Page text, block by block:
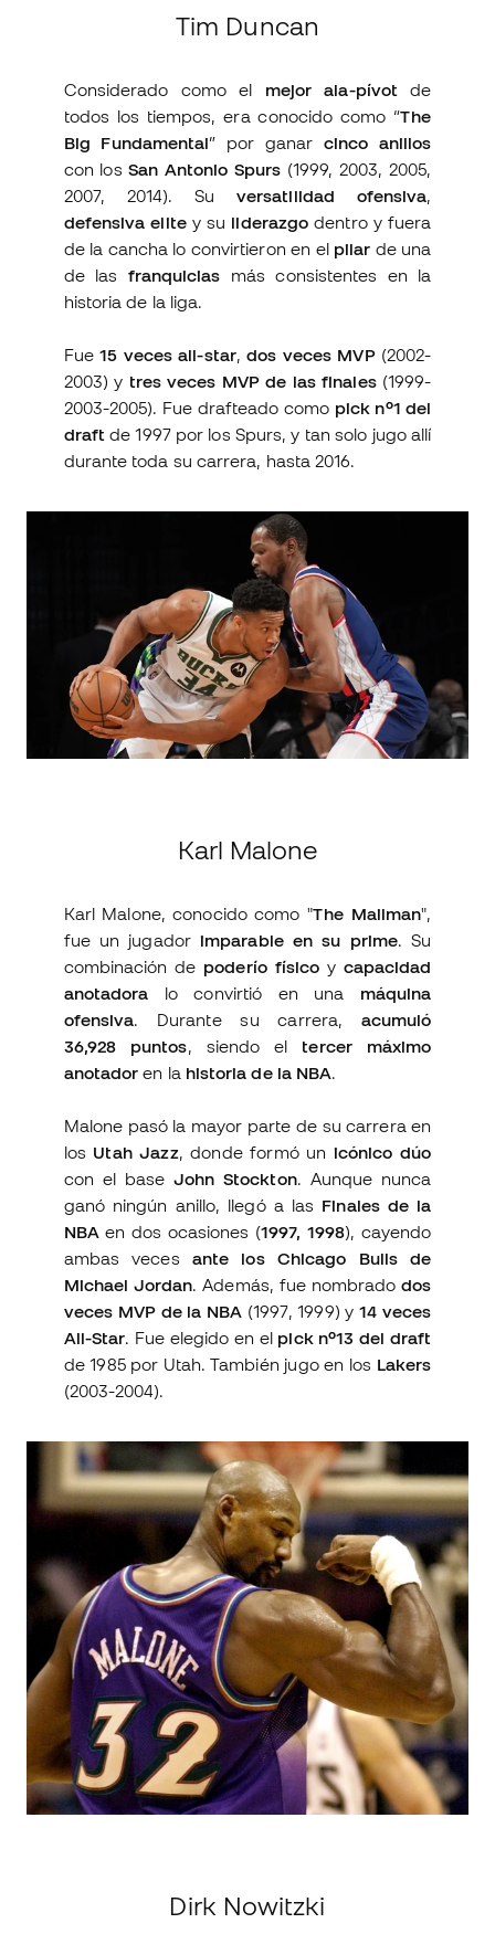
Tim Duncan
Considerado como el mejor ala-pívot de
todos los tiempos, era conocido como “The
Big Fundamental” por ganar cinco anillos
con losSan Antonio Spurs (1999, 2003, 2005,
2007, 2014). Su versatilidad ofensiva
defensiva elitey su liderazgo dentro y fuera
de la cancha lo convirtieron en el pilar de una
de las franquicias más consistentes en la
historia de la liga.
Fue15 veces all-star,dos veces MVP(2002-
2003) y tres veces MVP de las finales(1999-
2003-2005). Fue drafteado como pick nº1 del
draft de 1997 por los Spurs, y tan solo jugo allí
durante toda su carrera, hasta 2016.
Karl Malone
Karl Malone, conocido como "The Mailman",
fue un jugadorimparable en su prime. Su
combinación de poderío físico y capacidad
anotadora lo convirtió en una máquina
ofensiva. Durante su carrera, acumuló
36,928 puntos, siendo el tercer máximo
anotador en la historia de la NBA.
Malone pasó la mayor parte de su carrera en
los Utah Jazz, donde formó unicónico dúo
con el base John Stockton. Aunque nunca
ganó ningún anillo, llegó a las Finales de la
NBA en dos ocasiones (1997, 1998), cayendo
ambas veces ante los Chicago Bulls de
Michael Jordan. Además, fue nombradodos
veces MVP de la NBA (1997, 1999) y14 veces
All-Star. Fue elegido en el pick nº13 del draft
de 1985 por Utah. También jugo en los Lakers
(2003-2004).
Dirk Nowitzki